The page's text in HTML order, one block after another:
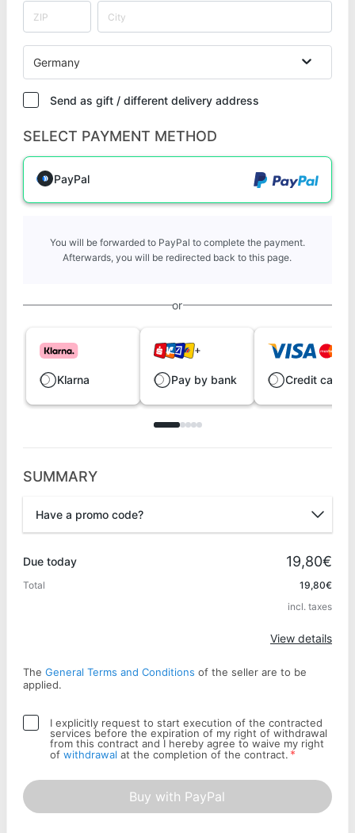
Germany
Send as gift / different delivery address
SELECT PAYMENT METHOD
PayPal
You will be forwarded to PayPal to complete the payment.
Afterwards, you will be redirected back to this page.
or
Klarna Pay by bank Credit card
SUMMARY
Have a promo code?
Due today 19,80€
Total
19,80€
incl. taxes
View details
The General Terms and Conditions of the seller are to be
applied.
I explicitly request to start execution of the contracted
services before the expiration of my right of withdrawal
from this contract and I hereby agree to waive my right
of withdrawal at the completion of the contract. *
Buy with PayPal